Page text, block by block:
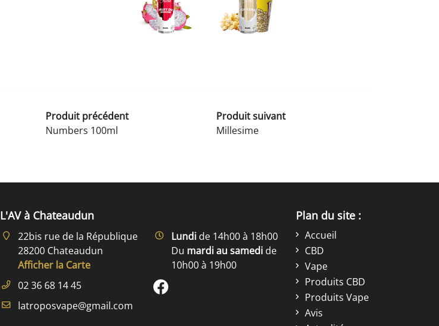
Produit précédent
Numbers 100ml
Produit suivant
Millesime
L'AV à Chateaudun
22bis rue de la République
28200 Chateaudun
Afficher la Carte
02 36 68 14 45
Lundide 14h00 à 18h00
Du mardi au samedide
10h00 à 19h00
Plan du site :
Accueil
CBD
Vape
Produits CBD
Produits Vape
Avis